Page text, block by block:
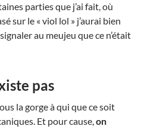
parties que j’ai fait, où
sur le « viol lol » j’aurai bien
au meujeu que ce n’était
pas
la gorge à qui que ce soit
Et pour cause,on